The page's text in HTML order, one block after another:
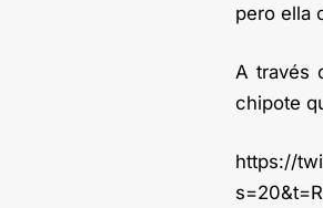
pero ella
A través
chipote
https://